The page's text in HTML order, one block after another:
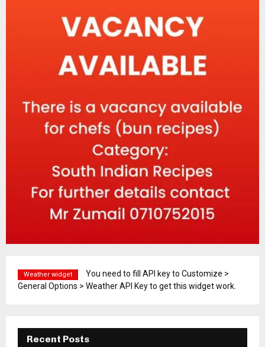
Weather widget
You need to fill API key to Customize >
General Options > Weather API Key to get this widget work.
Recent Posts